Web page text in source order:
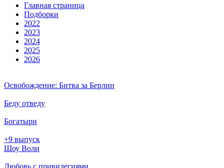
Глав­ная стра­ни­ца
Подборки
2022
2023
2024
2025
2026
Освобождение: Битва за Берлин
Беду отведу
Богатыри
+9 выпуск
Шоу Воли
Любовь с привилегиями